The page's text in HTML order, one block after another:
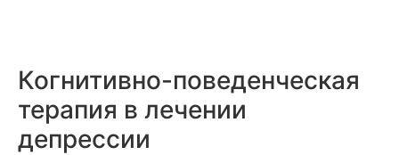
Когнитивно-поведенческая
терапия в лечении
депрессии